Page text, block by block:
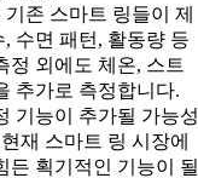
존 스마트 링들이 제
수면 패턴, 활동량 등
정 외에도 체온, 스트
추가로 측정합니다.
기능이 추가될 가능성
재 스마트 링 시장에
든 획기적인 기능이 될